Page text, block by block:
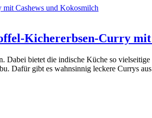
Kichererbsen-Curry
Dabei bietet die indische Küche so
Dafür gibt es wahnsinnig leckere Currys